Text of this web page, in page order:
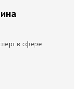
в сфере